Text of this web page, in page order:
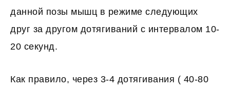
данной позы мышц в режиме следующих
друг за другом дотягиваний с интервалом 10-
20 секунд.
Как правило, через 3-4 дотягивания ( 40-80